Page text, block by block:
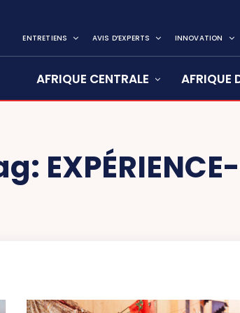
ENTRETIENS AVIS D’EXPERTS INNOVATION
AFRIQUE CENTRALE AFRIQUE